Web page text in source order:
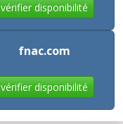
vérifier disponibilité
fnac.com
vérifier disponibilité